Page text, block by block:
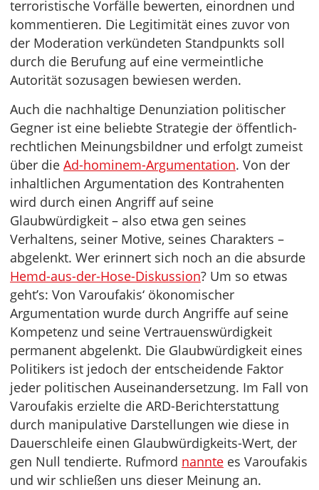
terroristische Vorfälle bewerten, einordnen und
kommentieren. Die Legitimität eines zuvor von
der Moderation verkündeten Standpunkts soll
durch die Berufung auf eine vermeintliche
Autorität sozusagen bewiesen werden.
Auch die nachhaltige Denunziation politischer
Gegner ist eine beliebte Strategie der öffentlich-
rechtlichen Meinungsbildner und erfolgt zumeist
über die Ad-hominem-Argumentation. Von der
inhaltlichen Argumentation des Kontrahenten
wird durch einen Angriff auf seine
Glaubwürdigkeit – also etwa gen seines
Verhaltens, seiner Motive, seines Charakters –
abgelenkt. Wer erinnert sich noch an die absurde
Hemd-aus-der-Hose-Diskussion? Um so etwas
geht’s: Von Varoufakis‘ ökonomischer
Argumentation wurde durch Angriffe auf seine
Kompetenz und seine Vertrauenswürdigkeit
permanent abgelenkt. Die Glaubwürdigkeit eines
Politikers ist jedoch der entscheidende Faktor
jeder politischen Auseinandersetzung. Im Fall von
Varoufakis erzielte die ARD-Berichterstattung
durch manipulative Darstellungen wie diese in
Dauerschleife einen Glaubwürdigkeits-Wert, der
gen Null tendierte. Rufmord nannte es Varoufakis
und wir schließen uns dieser Meinung an.